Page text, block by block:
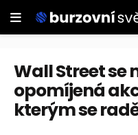
Wall Street se
opomíjená
kterým se